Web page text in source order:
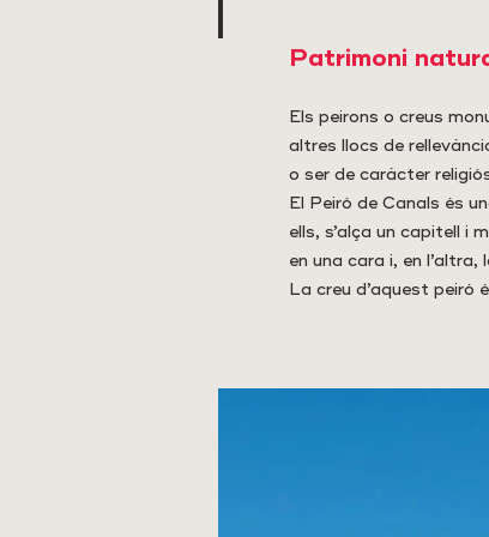
Patrimoni
Els peirons o creus
altres llocs de
o ser de caràcter
El Peiró de Canals és
ells, s’alça un capitell i
en una cara i, en l’altra,
La creu d’aquest peiró